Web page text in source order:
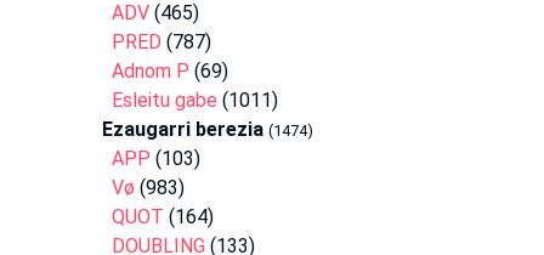
ADV (465)
PRED (787)
Adnom P (69)
Esleitu gabe (1011)
Ezaugarri berezia (1474)
APP (103)
Vø (983)
QUOT (164)
DOUBLING (133)